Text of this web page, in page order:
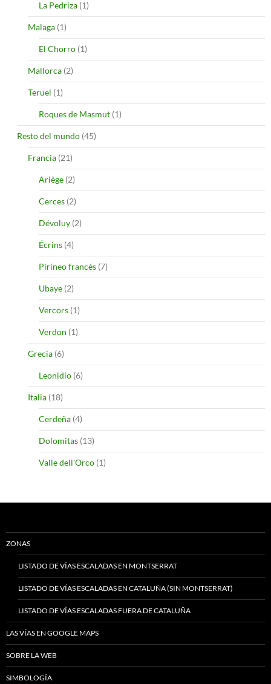
La Pedriza (1)
Malaga (1)
El Chorro (1)
Mallorca (2)
Teruel (1)
Roques de Masmut (1)
Resto del mundo (45)
Francia (21)
Ariège (2)
Cerces (2)
Dévoluy (2)
Écrins (4)
Pirineo francés (7)
Ubaye (2)
Vercors (1)
Verdon (1)
Grecia (6)
Leonidio (6)
Italia (18)
Cerdeña (4)
Dolomitas (13)
Valle dell'Orco (1)
ZONAS
LISTADO DE VÍAS ESCALADAS EN MONTSERRAT
LISTADO DE VÍAS ESCALADAS EN CATALUÑA (SIN MONTSERRAT)
LISTADO DE VÍAS ESCALADAS FUERA DE CATALUÑA
LAS VÍAS EN GOOGLE MAPS
SOBRE LA WEB
SIMBOLOGÍA